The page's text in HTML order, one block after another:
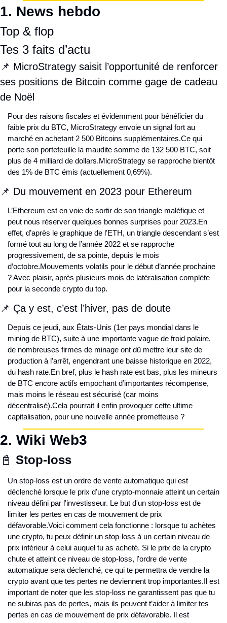
1. News hebdo
Top & flop
Tes 3 faits d’actu
📌 MicroStrategy saisit l’opportunité de renforcer
ses positions de Bitcoin comme gage de cadeau
de Noël
Pour des raisons fiscales et évidemment pour bénéficier du
faible prix du BTC, MicroStrategy envoie un signal fort au
marché en achetant 2 500 Bitcoins supplémentaires.Ce qui
porte son portefeuille la maudite somme de 132 500 BTC, soit
plus de 4 milliard de dollars.MicroStrategy se rapproche bientôt
des 1% de BTC émis (actuellement 0,69%).
📌 Du mouvement en 2023 pour Ethereum
L’Ethereum est en voie de sortir de son triangle maléfique et
peut nous réserver quelques bonnes surprises pour 2023.En
effet, d’après le graphique de l’ETH, un triangle descendant s’est
formé tout au long de l’année 2022 et se rapproche
progressivement, de sa pointe, depuis le mois
d’octobre.Mouvements volatils pour le début d’année prochaine
? Avec plaisir, après plusieurs mois de latéralisation complète
pour la seconde crypto du top.
📌 Ça y est, c’est l’hiver, pas de doute
Depuis ce jeudi, aux États-Unis (1er pays mondial dans le
mining de BTC), suite à une importante vague de froid polaire,
de nombreuses firmes de minage ont dû mettre leur site de
production à l’arrêt, engendrant une baisse historique en 2022,
du hash rate.En bref, plus le hash rate est bas, plus les mineurs
de BTC encore actifs empochant d’importantes récompense,
mais moins le réseau est sécurisé (car moins
décentralisé).Cela pourrait il enfin provoquer cette ultime
capitalisation, pour une nouvelle année prometteuse ?
2. Wiki Web3
📓 Stop-loss
Un stop-loss est un ordre de vente automatique qui est
déclenché lorsque le prix d'une crypto-monnaie atteint un certain
niveau défini par l'investisseur. Le but d'un stop-loss est de
limiter les pertes en cas de mouvement de prix
défavorable.Voici comment cela fonctionne : lorsque tu achètes
une crypto, tu peux définir un stop-loss à un certain niveau de
prix inférieur à celui auquel tu as acheté. Si le prix de la crypto
chute et atteint ce niveau de stop-loss, l'ordre de vente
automatique sera déclenché, ce qui te permettra de vendre la
crypto avant que tes pertes ne deviennent trop importantes.Il est
important de noter que les stop-loss ne garantissent pas que tu
ne subiras pas de pertes, mais ils peuvent t’aider à limiter tes
pertes en cas de mouvement de prix défavorable. Il est